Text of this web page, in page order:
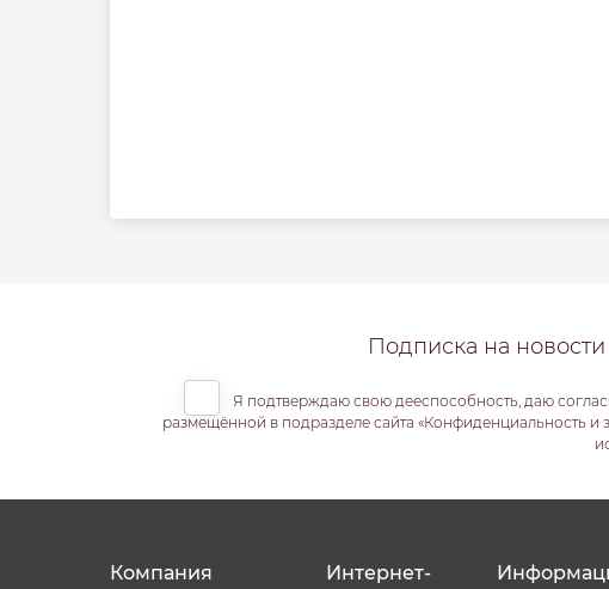
Подписка на новости
Я подтверждаю свою дееспособность, даю
размещённой в подразделе сайта «Конфиденциальность
Компания
Интернет-